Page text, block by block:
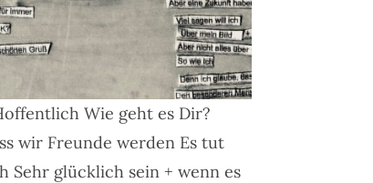
Wie geht es Dir?
wir Freunde werden Es tut
Sehr glücklich sein + wenn es